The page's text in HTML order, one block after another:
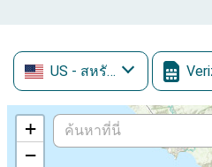
US - สหรัฐอเมริกา
+
−